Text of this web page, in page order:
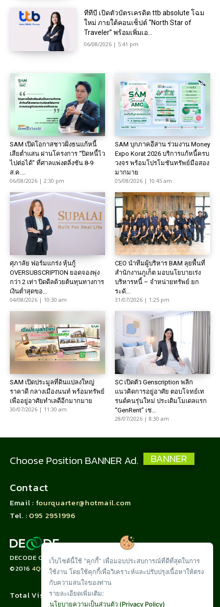
ทีทีบี เปิดตัวบัตรเครดิต ttb absolute โฉม
ใหม่ ภายใต้คอนเซ็ปต์ “North Star of
Traveler” พร้อมเพิ่มเอ...
06/08/2026 | 5:41 pm
SAM เปิดโอกาสชาวฝั่งธนแก้หนี้
เสียต่ำแสน ผ่านโครงการ “ปิดหนี้ไว
ไปต่อได้” ที่ศาลแพ่งตลิ่งชัน 8-9
ส.ค....
06/08/2026 | 2:30 pm
SAM บุกภาคอีสาน ร่วมงาน Money
Expo Korat 2026 บริการแก้หนี้ครบ
วงจร พร้อมโปรโมชันทรัพย์มือสอง
มากมาย
05/08/2026 | 10:45 am
ศุภาลัย ฟอร์มแกร่ง หุ้นกู้
OVERSUBSCRIPTION ยอดจองพุ่ง
กว่า 2 เท่า ปิดดีลด้วยต้นทุนทางการ
เงินต่ำสุดขอ...
04/08/2026 | 10:30 am
CEO นำทีมผู้บริหาร BAM ลุยพื้นที่
สำนักงานภูเก็ต มอบนโยบายเร่ง
บริหารหนี้ – จำหน่ายทรัพย์ ยก
ระดั...
31/07/2026 | 1:25 pm
SAM เปิดประมูลที่ดินแปลงใหญ่
ราคาดี กลางเมืองนนท์ พร้อมทรัพย์
เพื่ออยู่อาศัยทำเลดีอีกมากมาย
30/07/2026 | 11:30 am
SC เปิดตัว Genscription พลิก
แนวคิดการอยู่อาศัย ตอบโจทย์เท
รนด์คนรุ่นใหม่ ประเดิมโมเดลแรก
“GenRent” เช...
28/07/2026 | 8:30 am
Choose Position BANNER Ad. BANNER
Contact
Email : fourquarter@hotmail.com
Tel. : 095 2951996
DECODE CORPORATION LIMITED
©20164QUARTER.CO
Total Visit :
เว็บไซต์นี้ใช้ "คุกกี้” เพื่อมอบประสบการณ์ที่ดีที่สุดในการ
ใช้งาน โดยใช้คุกกี้เพื่อวิเคราะห์และปรับปรุงเนื้อหาให้ตรง
กับความสนใจของท่าน
รายละเอียดเพิ่มเติม:
นโยบายความเป็นส่วนตัว (Privacy Policy)